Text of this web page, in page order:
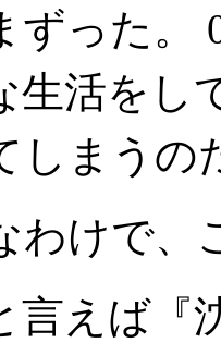
ずった。
生活をし
しまうの
わけで、
言えば『